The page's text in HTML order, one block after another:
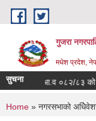
Skip to main content
गुजरा
मधेश प्रदेश,
सुचना आ.व ०८२/८३ को
You are
Home » नगरसभाको